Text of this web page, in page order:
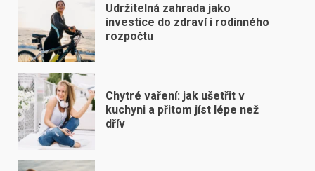
Udržitelná zahrada jako
investice do zdraví i rodinného
rozpočtu
Chytré vaření: jak ušetřit v
kuchyni a přitom jíst lépe než
dřív